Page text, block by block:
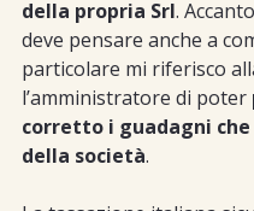
della propria Srl.
deve pensare anche a
particolare mi riferisco
l’amministratore di poter
corretto i guadagni
della società.